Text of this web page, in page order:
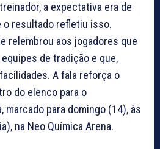
a expectativa era de
resultado refletiu isso.
relembrou aos jogadores que
de tradição e que,
A fala reforça o
do elenco para o
marcado para domingo (14), às
na Neo Química Arena.